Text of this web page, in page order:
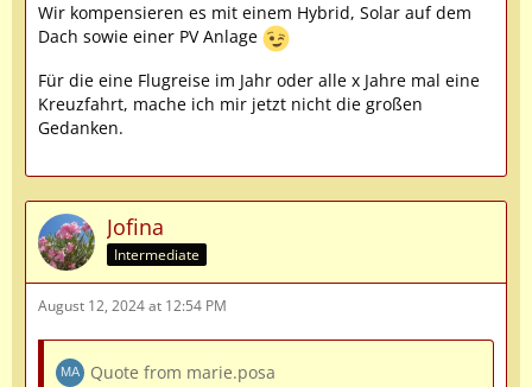
Wir kompensieren es mit einem Hybrid, Solar auf dem
Dach sowie einer PV Anlage
Für die eine Flugreise im Jahr oder alle x Jahre mal eine
Kreuzfahrt, mache ich mir jetzt nicht die großen
Gedanken.
Jofina
Intermediate
August 12, 2024 at 12:54 PM
Quote from marie.posa